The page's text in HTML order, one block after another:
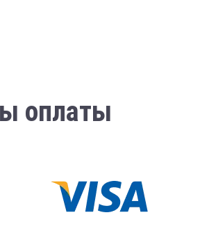
оплаты